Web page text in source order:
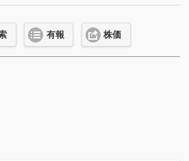
有報 株価